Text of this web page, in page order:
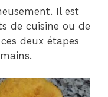
Il est
de cuisine ou de
deux étapes